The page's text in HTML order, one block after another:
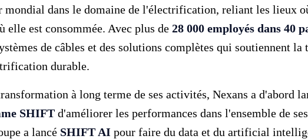
mondial dans le domaine de l'électrification, reliant les lieux
elle est consommée. Avec plus de 28 000 employés dans 40
de câbles et des solutions complètes qui soutiennent la
durable.
à long terme de ses activités, Nexans a d'abord
SHIFTd'améliorer les performances dans l'ensemble de
a lancé SHIFT AI pour faire du data et du artificial